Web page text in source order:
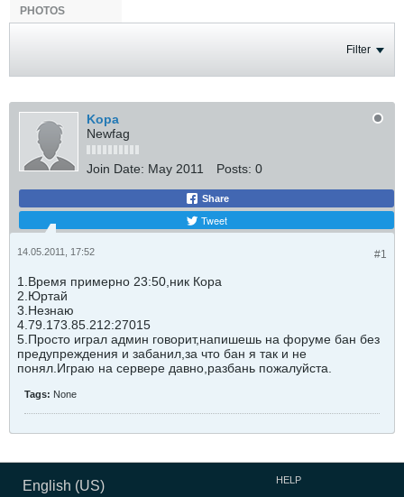
PHOTOS
Filter
Kopa
Newfag
Join Date: May 2011 Posts: 0
Share
Tweet
#1
14.05.2011, 17:52
1.Время примерно 23:50,ник Кора
2.Юртай
3.Незнаю
4.79.173.85.212:27015
5.Просто играл админ говорит,напишешь на форуме бан без
предупреждения и забанил,за что бан я так и не
понял.Играю на сервере давно,разбань пожалуйста.
Tags: None
English (US) HELP